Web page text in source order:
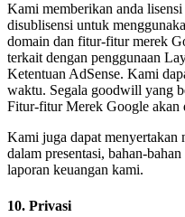
Kami memberikan anda
disublisensi untuk
domain dan fitur-fitur merek
terkait dengan penggunaan
Ketentuan AdSense. Kami
waktu. Segala goodwill yang
Fitur-fitur Merek Google
Kami juga dapat menyertakan
dalam presentasi, bahan-
laporan keuangan kami.
10. Privasi